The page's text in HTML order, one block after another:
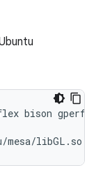
bison gperf
libGL.so.1